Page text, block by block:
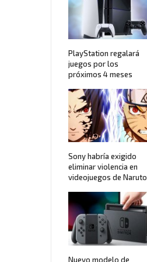
PlayStation regalará
juegos por los
próximos 4 meses
Sony habría exigido
eliminar violencia en
videojuegos de Naruto
Nuevo modelo de